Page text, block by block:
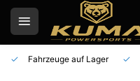
Fahrzeuge auf Lager